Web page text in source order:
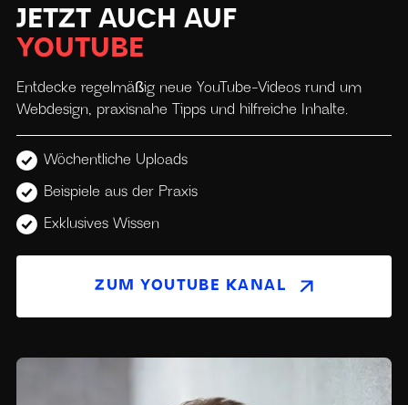
JETZT AUCH AUF
YOUTUBE
Entdecke regelmäßig neue YouTube-Videos rund um
Webdesign, praxisnahe Tipps und hilfreiche Inhalte.
Wöchentliche Uploads
Beispiele aus der Praxis
Exklusives Wissen
ZUM YOUTUBE KANAL